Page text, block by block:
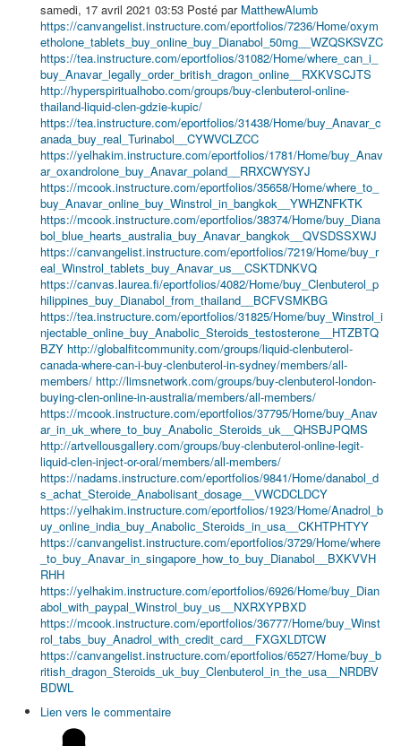
samedi, 17 avril 2021 03:53 Posté par MatthewAlumb
https://canvangelist.instructure.com/eportfolios/7236/Home/oxym
etholone_tablets_buy_online_buy_Dianabol_50mg__WZQSKSVZC
https://tea.instructure.com/eportfolios/31082/Home/where_can_i_
buy_Anavar_legally_order_british_dragon_online__RXKVSCJTS
http://hyperspiritualhobo.com/groups/buy-clenbuterol-online-
thailand-liquid-clen-gdzie-kupic/
https://tea.instructure.com/eportfolios/31438/Home/buy_Anavar_c
anada_buy_real_Turinabol__CYWVCLZCC
https://yelhakim.instructure.com/eportfolios/1781/Home/buy_Anav
ar_oxandrolone_buy_Anavar_poland__RRXCWYSYJ
https://mcook.instructure.com/eportfolios/35658/Home/where_to_
buy_Anavar_online_buy_Winstrol_in_bangkok__YWHZNFKTK
https://mcook.instructure.com/eportfolios/38374/Home/buy_Diana
bol_blue_hearts_australia_buy_Anavar_bangkok__QVSDSSXWJ
https://canvangelist.instructure.com/eportfolios/7219/Home/buy_r
eal_Winstrol_tablets_buy_Anavar_us__CSKTDNKVQ
https://canvas.laurea.fi/eportfolios/4082/Home/buy_Clenbuterol_p
hilippines_buy_Dianabol_from_thailand__BCFVSMKBG
https://tea.instructure.com/eportfolios/31825/Home/buy_Winstrol_i
njectable_online_buy_Anabolic_Steroids_testosterone__HTZBTQ
BZY http://globalfitcommunity.com/groups/liquid-clenbuterol-
canada-where-can-i-buy-clenbuterol-in-sydney/members/all-
members/ http://limsnetwork.com/groups/buy-clenbuterol-london-
buying-clen-online-in-australia/members/all-members/
https://mcook.instructure.com/eportfolios/37795/Home/buy_Anav
ar_in_uk_where_to_buy_Anabolic_Steroids_uk__QHSBJPQMS
http://artvellousgallery.com/groups/buy-clenbuterol-online-legit-
liquid-clen-inject-or-oral/members/all-members/
https://nadams.instructure.com/eportfolios/9841/Home/danabol_d
s_achat_Steroide_Anabolisant_dosage__VWCDCLDCY
https://yelhakim.instructure.com/eportfolios/1923/Home/Anadrol_b
uy_online_india_buy_Anabolic_Steroids_in_usa__CKHTPHTYY
https://canvangelist.instructure.com/eportfolios/3729/Home/where
_to_buy_Anavar_in_singapore_how_to_buy_Dianabol__BXKVVH
RHH
https://yelhakim.instructure.com/eportfolios/6926/Home/buy_Dian
abol_with_paypal_Winstrol_buy_us__NXRXYPBXD
https://mcook.instructure.com/eportfolios/36777/Home/buy_Winst
rol_tabs_buy_Anadrol_with_credit_card__FXGXLDTCW
https://canvangelist.instructure.com/eportfolios/6527/Home/buy_b
ritish_dragon_Steroids_uk_buy_Clenbuterol_in_the_usa__NRDBV
BDWL
Lien vers le commentaire